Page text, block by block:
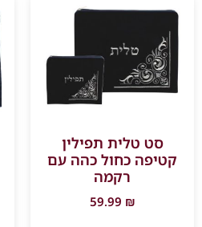
סט טלית תפילין
קטיפה כחול כהה עם
רקמה
59.99 ₪